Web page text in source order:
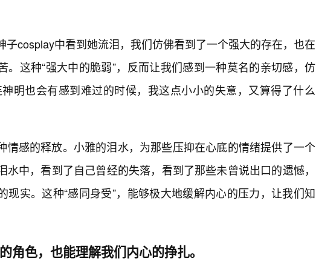
子cosplay中看到她流泪，我们仿佛看到了一个强大的存在，也在
。这种“强大中的脆弱”，反而让我们感到一种莫名的亲切感，仿
明也会有感到难过的时候，我这点小小的失意，又算得了什么
情感的释放。小雅的泪水，为那些压抑在心底的情绪提供了一个
水中，看到了自己曾经的失落，看到了那些未曾说出口的遗憾，
现实。这种“感同身受”，能够极大地缓解内心的压力，让我们知
角色，也能理解我们内心的挣扎。